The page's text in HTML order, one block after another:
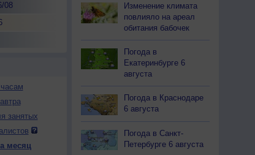
08
занятых
месяц
Изменение климата
повлияло на ареал
обитания бабочек
Погода в
Екатеринбурге 6
августа
Погода в Краснодаре
6 августа
Погода в Санкт-
Петербурге 6 августа